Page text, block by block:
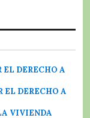
EL DERECHO A
EL DERECHO A
VIVIENDA